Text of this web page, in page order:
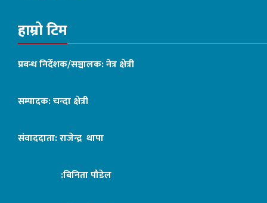
हाम्रो टिम
प्रबन्ध निर्देशक/सञ्चालक: नेत्र क्षेत्री
सम्पादक: चन्दा क्षेत्री
संवाददाता: राजेन्द्र थापा
:बिनिता पौडेल